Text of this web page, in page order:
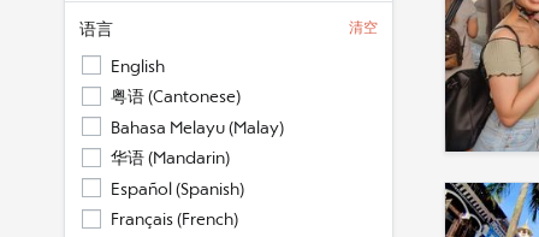
语言 清空
English
粤语 (Cantonese)
Bahasa Melayu (Malay)
华语 (Mandarin)
Español (Spanish)
Français (French)